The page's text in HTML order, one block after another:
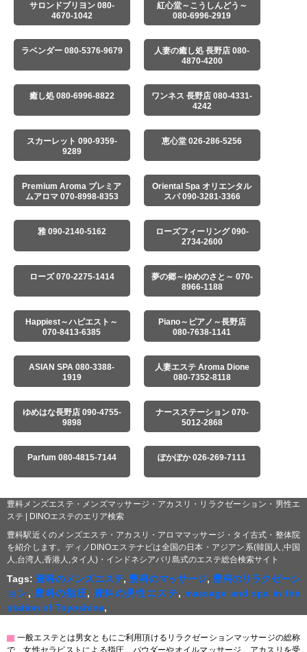
サロンドブリヨン 080-
4670-1042
紅心堂～こうしんどう～
080-6996-2919
ラベンダー 080-5376-9679
人妻の癒し処 長野店 080-
4870-4200
癒し処 080-6996-8822
ワンネス 長野店 080-4331-
4242
スカーレット 090-9359-
9289
恵心堂 026-286-5256
Premium Aroma プレミア
ムアロマ 070-8998-8353
Oriental Spa オリエンタル
スパ 090-3281-3366
雅 090-2140-5162
ローズフィーリング 090-
2734-2600
ローズ 070-2275-1414
夢の郷～ゆめのさと～ 070-
8966-1188
Happiest～ハピエスト～
070-8413-6385
Piano～ピアノ～長野店
080-7638-1141
ASIAN SPA 080-3388-
1919
人妻エステ Aroma Dione
080-7352-8118
ゆめはな長野店 090-4755-
9898
ナースステーション 070-
5012-2868
Parfum 080-4815-7144 ぽかぽか 026-269-7111
豊科メンズエステ・メンズマッサージ・アカスリ・リラクゼーション・男性エ
ステ | DINOエステのエリア検索
豊科駅近くのメンズエステ・アカスリ・アロママッサージ・タイ古式・整体院
を紹介します。ディノDINOエステナビは全国の日本・アジアン系(韓国人,中国
人,台湾人,香港人,タイ人)・インドネシアバリ島式のエステ総合検索サイト
Tags:豊科のメンズエステ,豊科のマッサージ,豊科のリラクゼーシ
ョン,豊科の指圧, 豊科の男性エステ, massage and spa in the
station of Toyoshina,
▇ 一般エステとは男女ともにご利用頂けるリラクゼーションマッサージの総称